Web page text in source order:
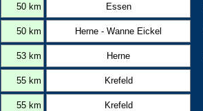
50 km Essen
50 km Herne - Wanne Eickel
53 km Herne
55 km Krefeld
55 km Krefeld